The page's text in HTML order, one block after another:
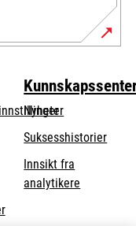
Nyheter
Suksesshistorier
Innsikt fra
analytikere